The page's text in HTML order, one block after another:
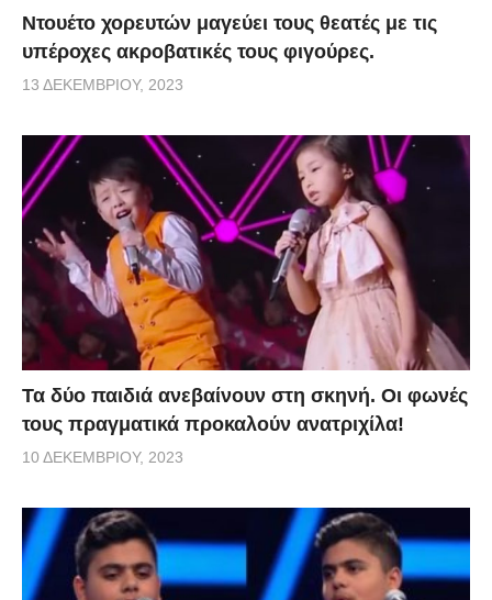
Ντουέτο χορευτών μαγεύει τους θεατές με τις
υπέροχες ακροβατικές τους φιγούρες.
13 ΔΕΚΕΜΒΡΊΟΥ, 2023
Τα δύο παιδιά ανεβαίνουν στη σκηνή. Οι φωνές
τους πραγματικά προκαλούν ανατριχίλα!
10 ΔΕΚΕΜΒΡΊΟΥ, 2023